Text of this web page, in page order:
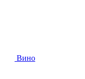
Вино